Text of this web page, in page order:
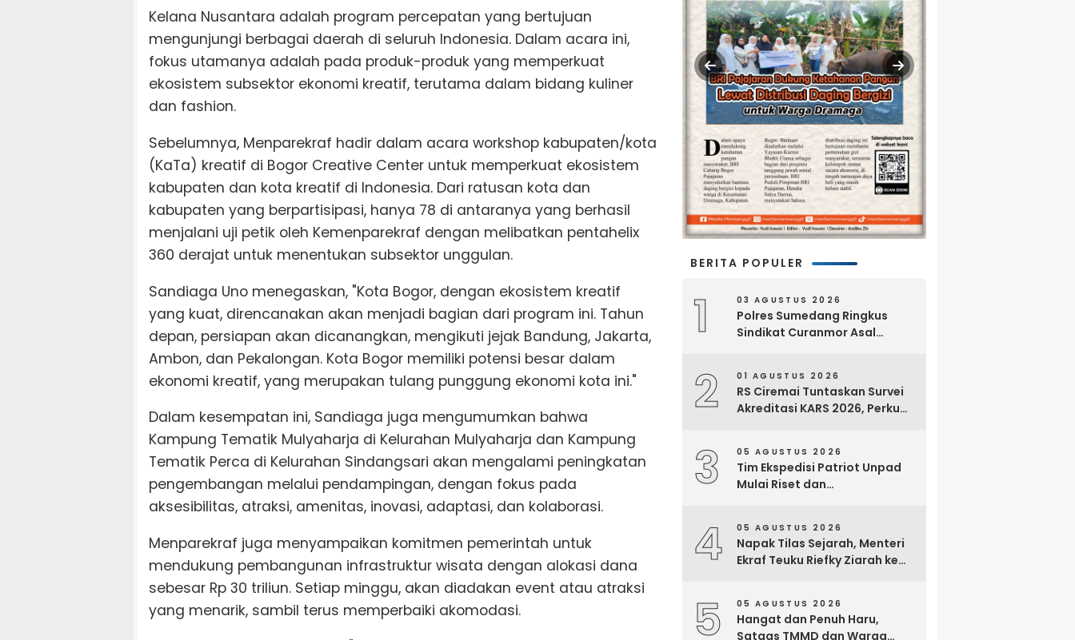
Kelana Nusantara adalah program percepatan yang bertujuan
mengunjungi berbagai daerah di seluruh Indonesia. Dalam acara ini,
fokus utamanya adalah pada produk-produk yang memperkuat
ekosistem subsektor ekonomi kreatif, terutama dalam bidang kuliner
dan fashion.
Sebelumnya, Menparekraf hadir dalam acara workshop kabupaten/kota
(KaTa) kreatif di Bogor Creative Center untuk memperkuat ekosistem
kabupaten dan kota kreatif di Indonesia. Dari ratusan kota dan
kabupaten yang berpartisipasi, hanya 78 di antaranya yang berhasil
menjalani uji petik oleh Kemenparekraf dengan melibatkan pentahelix
360 derajat untuk menentukan subsektor unggulan.
Sandiaga Uno menegaskan, "Kota Bogor, dengan ekosistem kreatif
yang kuat, direncanakan akan menjadi bagian dari program ini. Tahun
depan, persiapan akan dicanangkan, mengikuti jejak Bandung, Jakarta,
Ambon, dan Pekalongan. Kota Bogor memiliki potensi besar dalam
ekonomi kreatif, yang merupakan tulang punggung ekonomi kota ini."
Dalam kesempatan ini, Sandiaga juga mengumumkan bahwa
Kampung Tematik Mulyaharja di Kelurahan Mulyaharja dan Kampung
Tematik Perca di Kelurahan Sindangsari akan mengalami peningkatan
pengembangan melalui pendampingan, dengan fokus pada
aksesibilitas, atraksi, amenitas, inovasi, adaptasi, dan kolaborasi.
Menparekraf juga menyampaikan komitmen pemerintah untuk
mendukung pembangunan infrastruktur wisata dengan alokasi dana
sebesar Rp 30 triliun. Setiap minggu, akan diadakan event atau atraksi
yang menarik, sambil terus memperbaiki akomodasi.
BERITA POPULER
1 03 AGUSTUS 2026
Polres Sumedang Ringkus
Sindikat Curanmor Asal
2 01 AGUSTUS 2026
RS Ciremai Tuntaskan Survei
Akreditasi KARS 2026, Perkuat
3 05 AGUSTUS 2026
Tim Ekspedisi Patriot Unpad
Mulai Riset dan
Tomage, Fakfak
4 05 AGUSTUS 2026
Napak Tilas Sejarah, Menteri
Ekraf Teuku Riefky Ziarah ke
5 05 AGUSTUS 2026
Hangat dan Penuh Haru,
Satgas TMMD dan Warga